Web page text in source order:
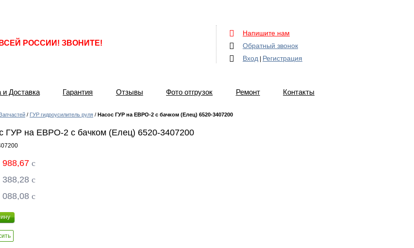
РОССИИ! ЗВОНИТЕ!
Напишите нам
Обратный звонок
Вход | Регистрация
Доставка Гарантия Отзывы Фото отгрузок Ремонт Контакты
/ ГУР гидроусилитель руля / Насос ГУР на ЕВРО-2 с бачком (Елец) 6520-3407200
ГУР на ЕВРО-2 с бачком (Елец) 6520-3407200
988,67 c
388,28 c
088,08 c